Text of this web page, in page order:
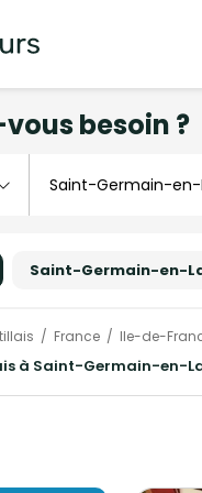
besoin ?
Saint-Germain-en-
France Ile-de-
à Saint-Germain-en-